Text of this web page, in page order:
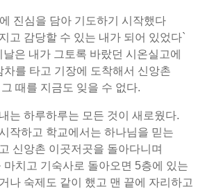
진심을 담아 기도하기 시작했다
고 감당할 수 있는 내가 되어 있었다`
은 내가 그토록 바랐던 시온실고에
차를 타고 기장에 도착해서 신앙촌
때를 지금도 잊을 수 없다.
는 하루하루는 모든 것이 새로웠다.
작하고 학교에서는 하나님을 믿는
신앙촌 이곳저곳을 돌아다니며
마치고 기숙사로 돌아오면 5층에 있는
나 숙제도 같이 했고 맨 끝에 자리하고